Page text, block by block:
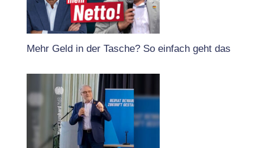
Mehr Geld in der Tasche? So einfach geht das